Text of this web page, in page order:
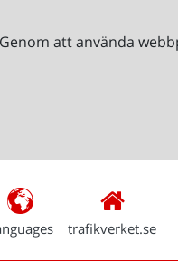
att använda
trafikverket.se